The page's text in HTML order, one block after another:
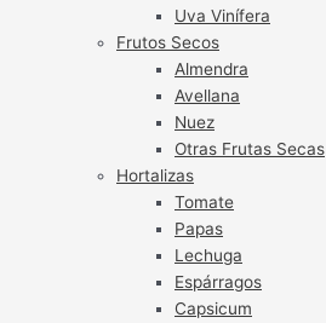
Uva Vinífera
Frutos Secos
Almendra
Avellana
Nuez
Otras Frutas Secas
Hortalizas
Tomate
Papas
Lechuga
Espárragos
Capsicum